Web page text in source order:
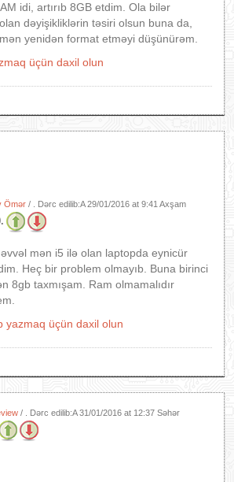
idi, artırıb 8GB etdim. Ola bilər
dəyişikliklərin təsiri olsun buna da,
yenidən format etməyi düşünürəm.
üçün daxil olun
Ömər / . Dərc edilib:A29/01/2016 at 9:41 Axşam
mən i5 ilə olan laptopda eynicür
Heç bir problem olmayıb. Buna birinci
8gb taxmışam. Ram olmamalıdır
yazmaq üçün daxil olun
/ . Dərc edilib:A31/01/2016 at 12:37 Səhər